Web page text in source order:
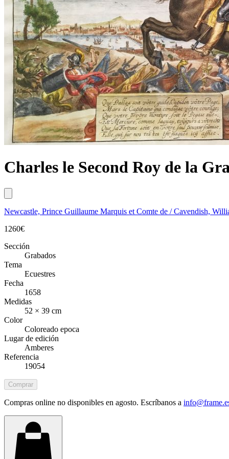
Charles le Second Roy de la
Newcastle, Prince Guillaume Marquis et Comte de / Cavendish,
1260€
Sección
Grabados
Tema
Ecuestres
Fecha
1658
Medidas
52 × 39 cm
Color
Coloreado epoca
Lugar de edición
Amberes
Referencia
19054
Comprar
Compras online no disponibles en agosto. Escríbanos a